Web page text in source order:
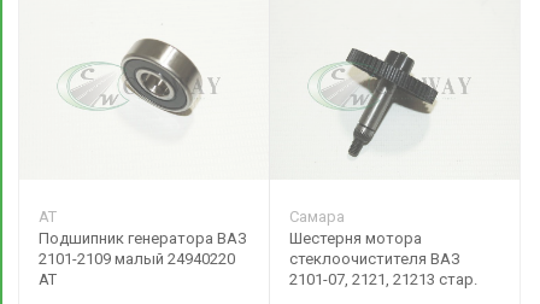
AT
Подшипник генератора ВАЗ
2101-2109 малый 24940220
AT
Самара
Шестерня мотора
стеклоочистителя ВАЗ
2101-07, 2121, 21213 стар.